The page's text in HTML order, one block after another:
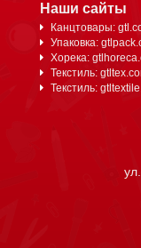
Наши сайты
Канцтовары:
Упаковка:
Хорека:
Текстиль:
Текстиль: